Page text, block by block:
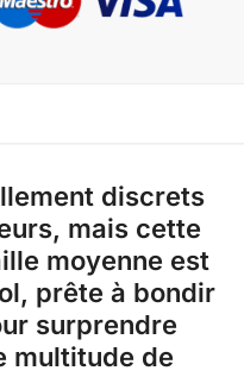
discrets
mais cette
moyenne est
prête à bondir
surprendre
multitude de